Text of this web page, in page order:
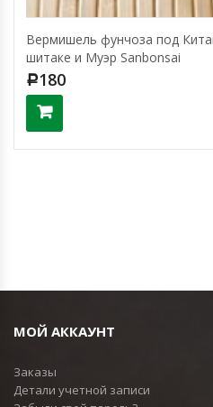
Вермишель фунчоза под
шитаке и Муэр Sanbonsai
Р180
МОЙ АККАУНТ
Заказы
Детали учетной записи